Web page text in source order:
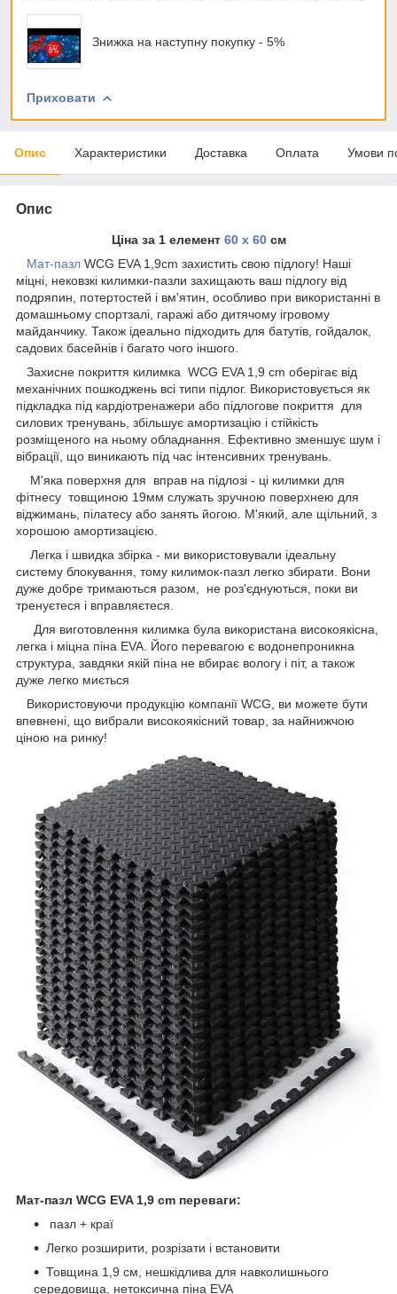
Знижка на наступну покупку - 5%
Приховати
Опис Характеристики Доставка Оплата Умови
Опис
Ціна за 1 елемент 60 х 60см
Мат-пазл WCG EVA 1,9cm захистить свою підлогу! Наші
міцні, нековзкі килимки-пазли захищають ваш підлогу від
подряпин, потертостей і вм'ятин, особливо при використанні в
домашньому спортзалі, гаражі або дитячому ігровому
майданчику. Також ідеально підходить для батутів, гойдалок,
садових басейнів і багато чого іншого.
Захисне покриття килимка WCG EVA 1,9 cm оберігає від
механічних пошкоджень всі типи підлог. Використовується як
підкладка під кардіотренажери або підлогове покриття для
силових тренувань, збільшує амортизацію і стійкість
розміщеного на ньому обладнання. Ефективно зменшує шум і
вібрації, що виникають під час інтенсивних тренувань.
М'яка поверхня для вправ на підлозі - ці килимки для
фітнесу товщиною 19мм служать зручною поверхнею для
віджимань, пілатесу або занять йогою. М'який, але щільний, з
хорошою амортизацією.
Легка і швидка збірка - ми використовували ідеальну
систему блокування, тому килимок-пазл легко збирати. Вони
дуже добре тримаються разом, не роз'єднуються, поки ви
тренуєтеся і вправляєтеся.
Для виготовлення килимка була використана високоякісна,
легка і міцна піна EVA. Його перевагою є водонепроникна
структура, завдяки якій піна не вбирає вологу і піт, а також
дуже легко миється
Використовуючи продукцію компанії WCG, ви можете бути
впевнені, що вибрали високоякісний товар, за найнижчою
ціною на ринку!
Мат-пазл WCG EVA 1,9 cm переваги:
пазл + краї
Легко розширити, розрізати і встановити
Товщина 1,9 см, нешкідлива для навколишнього
середовища, нетоксична піна EVA